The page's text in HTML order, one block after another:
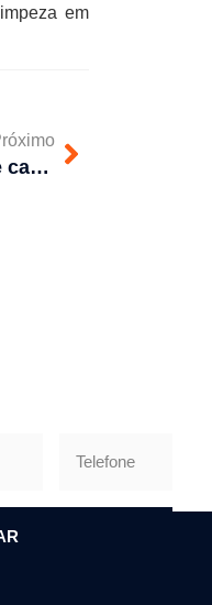
em
Como funciona um sistema de captação de água de chuva